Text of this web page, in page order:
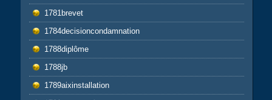
1781brevet
1784decisioncondamnation
1788diplôme
1788jb
1789aixinstallation